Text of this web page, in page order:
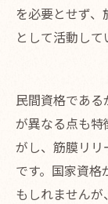
を必要とせず
として活動して
民間資格であ
が異なる点も特
がし、筋膜リリ
です。国家資
もしれません